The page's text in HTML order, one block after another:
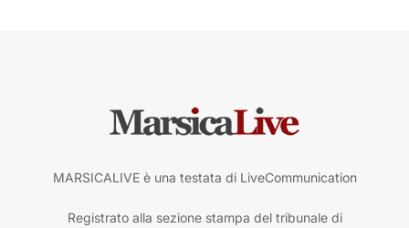
MARSICALIVE è una testata di LiveCommunication
Registrato alla sezione stampa del tribunale di